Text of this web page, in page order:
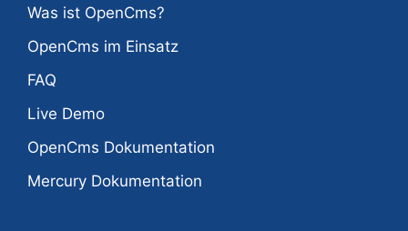
Was ist OpenCms?
OpenCms im Einsatz
FAQ
Live Demo
OpenCms Dokumentation
Mercury Dokumentation